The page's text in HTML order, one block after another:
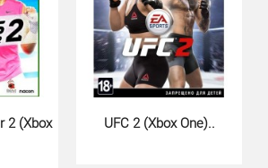
5 (Xbox Series X)..
1190 грн.
5 для Xbox Series X настолько реален,
2 (Xbox
UFC 2 (Xbox One)..